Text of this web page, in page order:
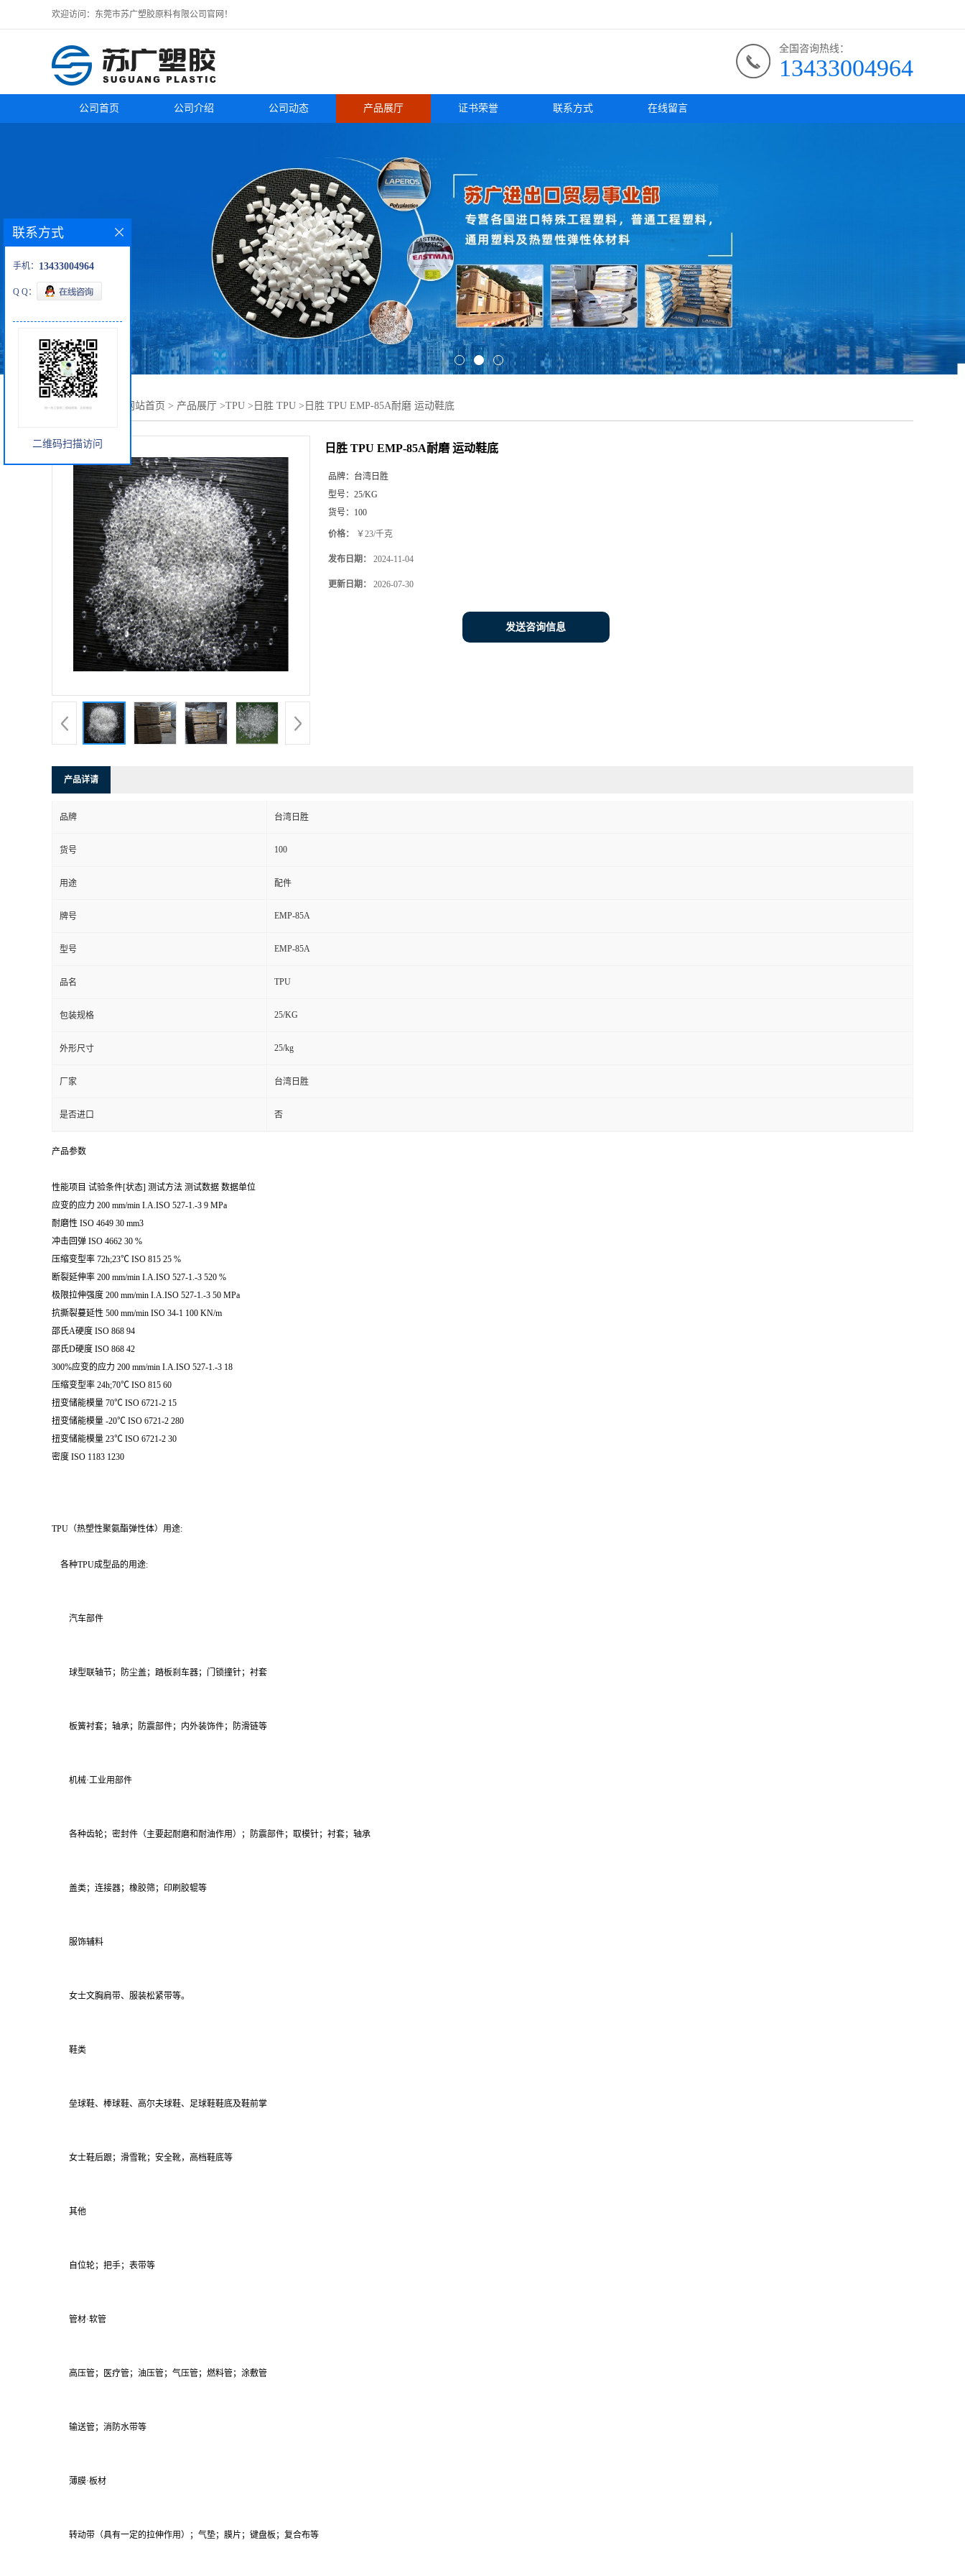
欢迎访问：东莞市苏广塑胶原料有限公司官网！
全国咨询热线：
13433004964
公司首页 公司介绍 公司动态 产品展厅 证书荣誉 联系方式 在线留言
您当前的位置： 网站首页 > 产品展厅 >TPU > 日胜 TPU > 日胜 TPU EMP-85A耐磨 运动鞋底
日胜 TPU EMP-85A耐磨 运动鞋底
品牌： 台湾日胜
型号： 25/KG
货号： 100
价格： ￥23/千克
发布日期： 2024-11-04
更新日期： 2026-07-30
发送咨询信息
产品详请
品牌 台湾日胜
货号 100
用途 配件
牌号 EMP-85A
型号 EMP-85A
品名 TPU
包装规格 25/KG
外形尺寸 25/kg
厂家 台湾日胜
是否进口 否
产品参数
性能项目 试验条件[状态] 测试方法 测试数据 数据单位
应变的应力 200 mm/min I.A.ISO 527-1.-3 9 MPa
耐磨性 ISO 4649 30 mm3
冲击回弹 ISO 4662 30 %
压缩变型率 72h;23℃ ISO 815 25 %
断裂延伸率 200 mm/min I.A.ISO 527-1.-3 520 %
极限拉伸强度 200 mm/min I.A.ISO 527-1.-3 50 MPa
抗撕裂蔓延性 500 mm/min ISO 34-1 100 KN/m
邵氏A硬度 ISO 868 94
邵氏D硬度 ISO 868 42
300%应变的应力 200 mm/min I.A.ISO 527-1.-3 18
压缩变型率 24h;70℃ ISO 815 60
扭变储能模量 70℃ ISO 6721-2 15
扭变储能模量 -20℃ ISO 6721-2 280
扭变储能模量 23℃ ISO 6721-2 30
密度 ISO 1183 1230
TPU（热塑性聚氨酯弹性体）用途:
各种TPU成型品的用途:
汽车部件
球型联轴节；防尘盖；踏板刹车器；门锁撞针；衬套
板簧衬套；轴承；防震部件；内外装饰件；防滑链等
机械·工业用部件
各种齿轮；密封件（主要起耐磨和耐油作用）；防震部件；取模针；衬套；轴承
盖类；连接器；橡胶筛；印刷胶辊等
服饰辅料
女士文胸肩带、服装松紧带等。
鞋类
垒球鞋、棒球鞋、高尔夫球鞋、足球鞋鞋底及鞋前掌
女士鞋后跟；滑雪靴；安全靴，高档鞋底等
其他
自位轮；把手；表带等
管材·软管
高压管；医疗管；油压管；气压管；燃料管；涂敷管
输送管；消防水带等
薄膜·板材
转动带（具有一定的拉伸作用）；气垫；膜片；键盘板；复合布等
联系方式
手机： 13433004964
Q Q：
二维码扫描访问